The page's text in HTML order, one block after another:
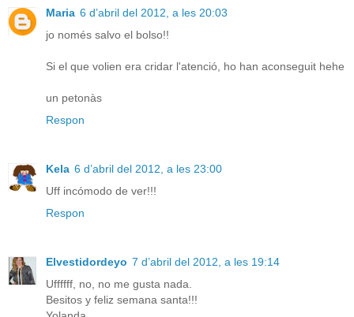
Maria 6 d’abril del 2012, a les 20:03
jo només salvo el bolso!!
Si el que volien era cridar l'atenció, ho han aconseguit hehe
un petonàs
Respon
Kela 6 d’abril del 2012, a les 23:00
Uff incómodo de ver!!!
Respon
Elvestidordeyo 7 d’abril del 2012, a les 19:14
Uffffff, no, no me gusta nada.
Besitos y feliz semana santa!!!